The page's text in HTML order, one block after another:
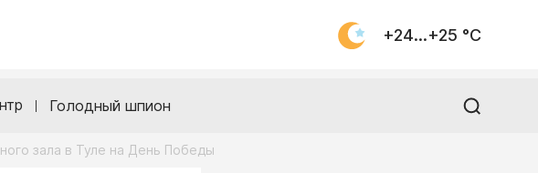
+24...+25 °С
Голодный шпион
зала в Туле на День Победы